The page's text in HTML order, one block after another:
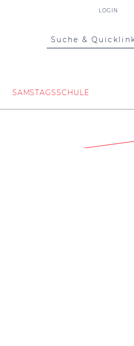
LOGIN
Suche &
SAMSTAGSSCHULE